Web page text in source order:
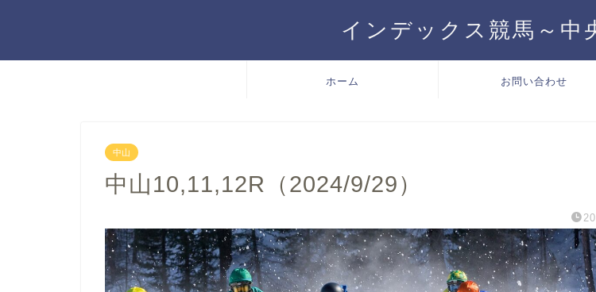
インデックス競馬～中
ホーム お問い合わせ
中山
中山10,11,12R（2024/9/29）